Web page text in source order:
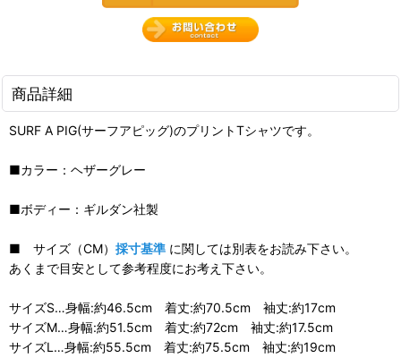
商品詳細
SURF A PIG(サーフアピッグ)のプリントTシャツです。
■カラー：ヘザーグレー
■ボディー：ギルダン社製
■ サイズ（CM） 採寸基準 に関しては別表をお読み下さい。
あくまで目安として参考程度にお考え下さい。
サイズS…身幅:約46.5cm 着丈:約70.5cm 袖丈:約17cm
サイズM…身幅:約51.5cm 着丈:約72cm 袖丈:約17.5cm
サイズL…身幅:約55.5cm 着丈:約75.5cm 袖丈:約19cm